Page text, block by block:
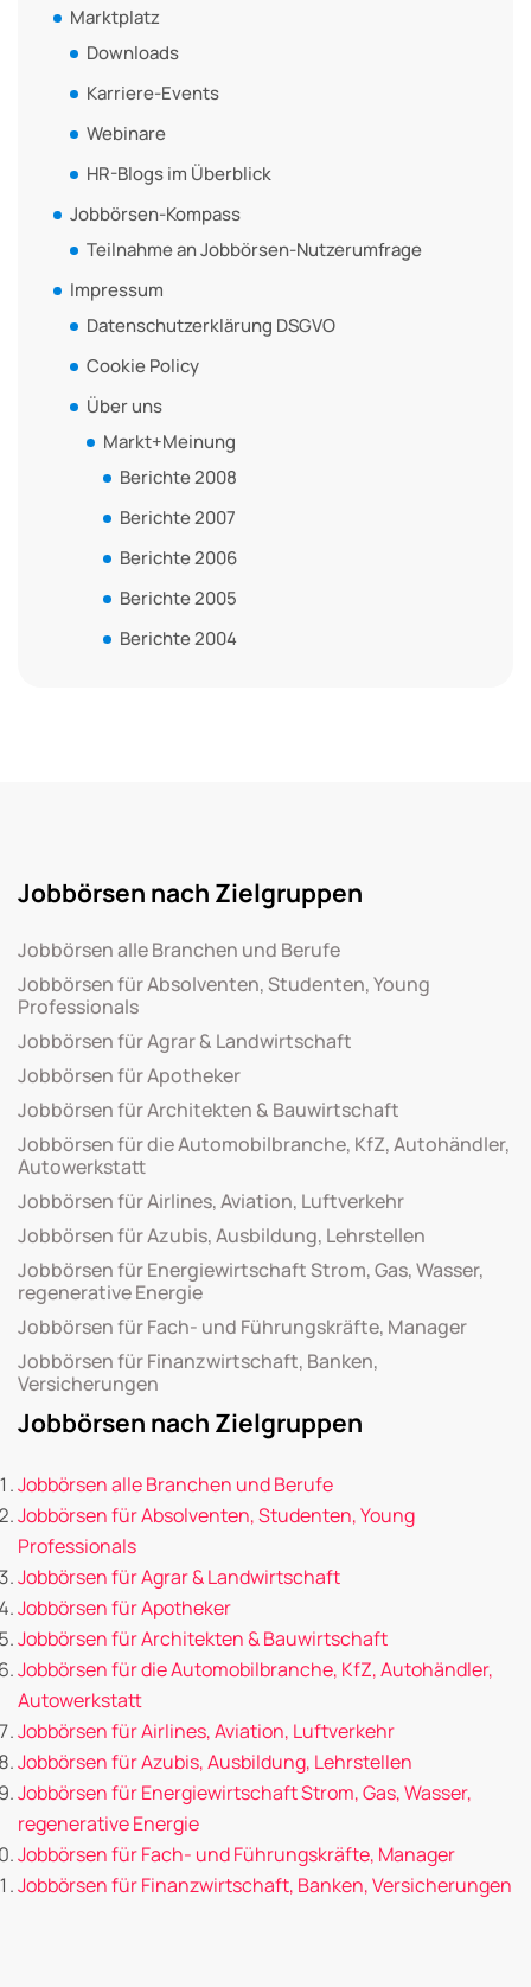
Marktplatz
Downloads
Karriere-Events
Webinare
HR-Blogs im Überblick
Jobbörsen-Kompass
Teilnahme an Jobbörsen-Nutzerumfrage
Impressum
Datenschutzerklärung DSGVO
Cookie Policy
Über uns
Markt+Meinung
Berichte 2008
Berichte 2007
Berichte 2006
Berichte 2005
Berichte 2004
Jobbörsen nach Zielgruppen
Jobbörsen alle Branchen und Berufe
Jobbörsen für Absolventen, Studenten, Young
Professionals
Jobbörsen für Agrar & Landwirtschaft
Jobbörsen für Apotheker
Jobbörsen für Architekten & Bauwirtschaft
Jobbörsen für die Automobilbranche, KfZ, Autohändler,
Autowerkstatt
Jobbörsen für Airlines, Aviation, Luftverkehr
Jobbörsen für Azubis, Ausbildung, Lehrstellen
Jobbörsen für Energiewirtschaft Strom, Gas, Wasser,
regenerative Energie
Jobbörsen für Fach- und Führungskräfte, Manager
Jobbörsen für Finanzwirtschaft, Banken,
Versicherungen
Jobbörsen nach Zielgruppen
Jobbörsen alle Branchen und Berufe
Jobbörsen für Absolventen, Studenten, Young
Professionals
Jobbörsen für Agrar & Landwirtschaft
Jobbörsen für Apotheker
Jobbörsen für Architekten & Bauwirtschaft
Jobbörsen für die Automobilbranche, KfZ, Autohändler,
Autowerkstatt
Jobbörsen für Airlines, Aviation, Luftverkehr
Jobbörsen für Azubis, Ausbildung, Lehrstellen
Jobbörsen für Energiewirtschaft Strom, Gas, Wasser,
regenerative Energie
Jobbörsen für Fach- und Führungskräfte, Manager
Jobbörsen für Finanzwirtschaft, Banken, Versicherungen